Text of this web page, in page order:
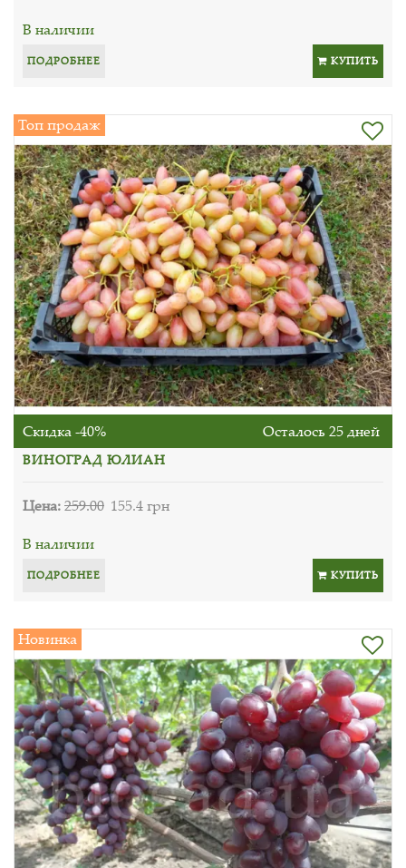
В наличии
ПОДРОБНЕЕ КУПИТЬ
Топ продаж
Скидка -40% Осталось 25 дней
ВИНОГРАД ЮЛИАН
Цена:259.00 155.4 грн
В наличии
ПОДРОБНЕЕ КУПИТЬ
Новинка